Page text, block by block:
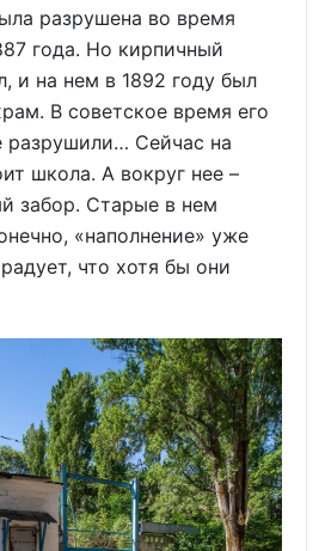
разрушена во время
года. Но кирпичный
и на нем в 1892 году был
В советское время его
разрушили… Сейчас на
школа. А вокруг нее –
забор. Старые в нем
«наполнение» уже
что хотя бы они